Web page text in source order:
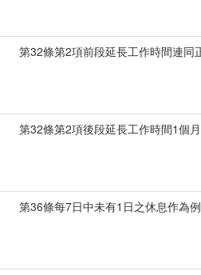
第32條第2項前段延長工作時間連
第32條第2項後段延長工作時間1個
第36條每7日中未有1日之休息作為